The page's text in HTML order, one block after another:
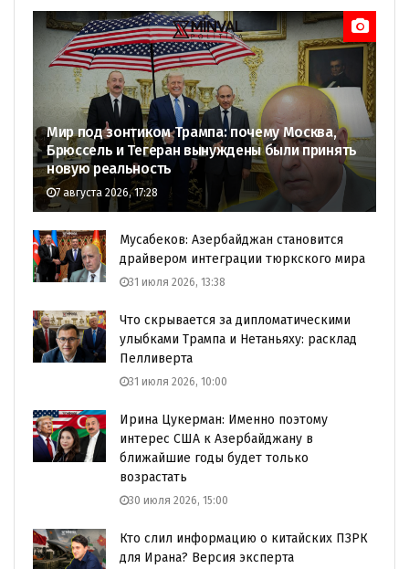
Мир под зонтиком Трампа: почему Москва,
Брюссель и Тегеран вынуждены были принять
новую реальность
7 августа 2026, 17:28
Мусабеков: Азербайджан становится
драйвером интеграции тюркского мира
31 июля 2026, 13:38
Что скрывается за дипломатическими
улыбками Трампа и Нетаньяху: расклад
Пелливерта
31 июля 2026, 10:00
Ирина Цукерман: Именно поэтому
интерес США к Азербайджану в
ближайшие годы будет только
возрастать
30 июля 2026, 15:00
Кто слил информацию о китайских ПЗРК
для Ирана? Версия эксперта